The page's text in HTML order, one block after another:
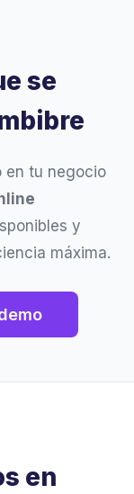
se
en tu negocio
y
máxima.
en